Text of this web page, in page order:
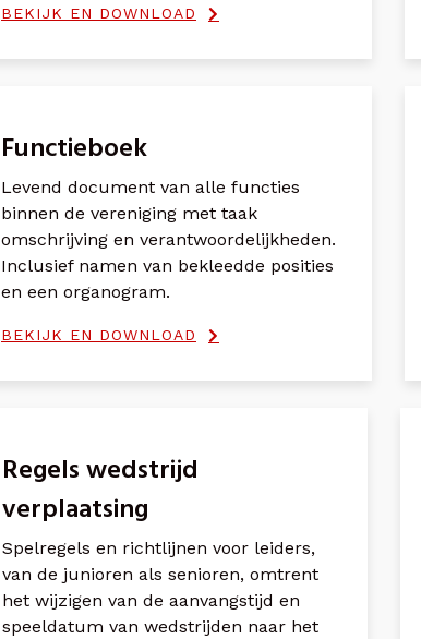
BEKIJK EN DOWNLOAD
Functieboek
Levend document van alle functies
binnen de vereniging met taak
omschrijving en verantwoordelijkheden.
Inclusief namen van bekleedde posities
en een organogram.
BEKIJK EN DOWNLOAD
Regels wedstrijd
verplaatsing
Spelregels en richtlijnen voor leiders,
van de junioren als senioren, omtrent
het wijzigen van de aanvangstijd en
speeldatum van wedstrijden naar het